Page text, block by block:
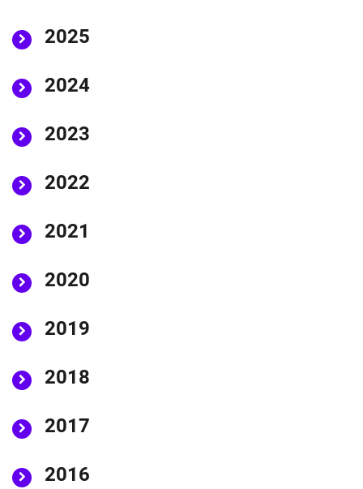
2025
2024
2023
2022
2021
2020
2019
2018
2017
2016